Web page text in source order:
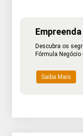
Descubra os
Fórmula
Saiba Mais